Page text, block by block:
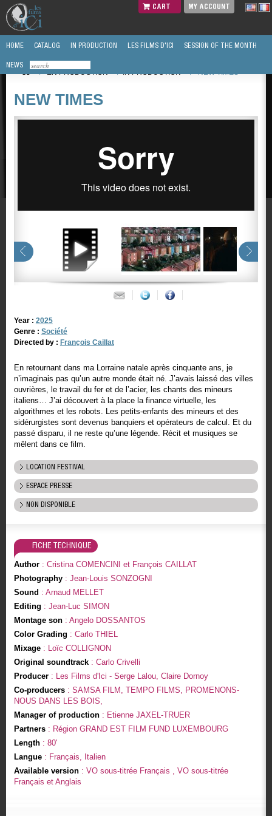
CART MY ACCOUNT
HOME CATALOG IN PRODUCTION LES FILMS D'ICI SESSION OF THE MONTH
NEWS
/
EN PRODUCTION / IN PRODUCTION / NEW TIMES
NEW TIMES
Year : 2025
Genre : Société
Directed by : François Caillat
En retournant dans ma Lorraine natale après cinquante ans, je
n’imaginais pas qu’un autre monde était né. J’avais laissé des villes
ouvrières, le travail du fer et de l’acier, les chants des mineurs
italiens… J’ai découvert à la place la finance virtuelle, les
algorithmes et les robots. Les petits-enfants des mineurs et des
sidérurgistes sont devenus banquiers et opérateurs de calcul. Et du
passé disparu, il ne reste qu’une légende. Récit et musiques se
mêlent dans ce film.
LOCATION FESTIVAL
ESPACE PRESSE
NON DISPONIBLE
FICHE TECHNIQUE
Author: Cristina COMENCINI et François CAILLAT
Photography: Jean-Louis SONZOGNI
Sound : Arnaud MELLET
Editing : Jean-Luc SIMON
Montage son: Angelo DOSSANTOS
Color Grading : Carlo THIEL
Mixage: Loïc COLLIGNON
Original soundtrack: Carlo Crivelli
Producer: Les Films d'Ici - Serge Lalou, Claire Dornoy
Co-producers: SAMSA FILM, TEMPO FILMS, PROMENONS-
NOUS DANS LES BOIS,
Manager of production: Etienne JAXEL-TRUER
Partners: Région GRAND EST FILM FUND LUXEMBOURG
Length: 80'
Langue: Français, Italien
Available version: VO sous-titrée Français , VO sous-titrée
Français et Anglais